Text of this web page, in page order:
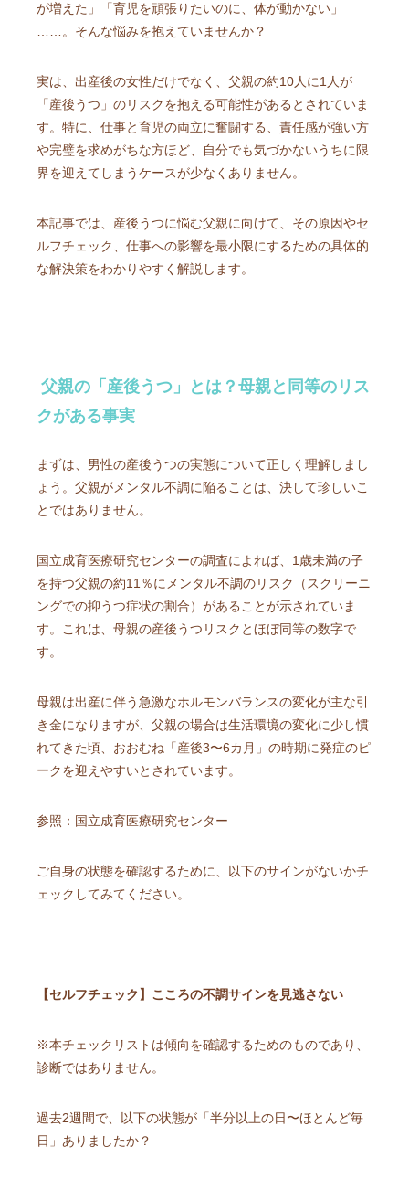
が増えた」「育児を頑張りたいのに、体が動かない」
……。そんな悩みを抱えていませんか？
実は、出産後の女性だけでなく、父親の約10人に1人が
「産後うつ」のリスクを抱える可能性があるとされていま
す。特に、仕事と育児の両立に奮闘する、責任感が強い方
や完璧を求めがちな方ほど、自分でも気づかないうちに限
界を迎えてしまうケースが少なくありません。
本記事では、産後うつに悩む父親に向けて、その原因やセ
ルフチェック、仕事への影響を最小限にするための具体的
な解決策をわかりやすく解説します。
父親の「産後うつ」とは？母親と同等のリス
クがある事実
まずは、男性の産後うつの実態について正しく理解しまし
ょう。父親がメンタル不調に陥ることは、決して珍しいこ
とではありません。
国立成育医療研究センターの調査によれば、1歳未満の子
を持つ父親の約11％にメンタル不調のリスク（スクリーニ
ングでの抑うつ症状の割合）があることが示されていま
す。これは、母親の産後うつリスクとほぼ同等の数字で
す。
母親は出産に伴う急激なホルモンバランスの変化が主な引
き金になりますが、父親の場合は生活環境の変化に少し慣
れてきた頃、おおむね「産後3〜6カ月」の時期に発症のピ
ークを迎えやすいとされています。
参照：国立成育医療研究センター
ご自身の状態を確認するために、以下のサインがないかチ
ェックしてみてください。
【セルフチェック】こころの不調サインを見逃さない
※本チェックリストは傾向を確認するためのものであり、
診断ではありません。
過去2週間で、以下の状態が「半分以上の日〜ほとんど毎
日」ありましたか？